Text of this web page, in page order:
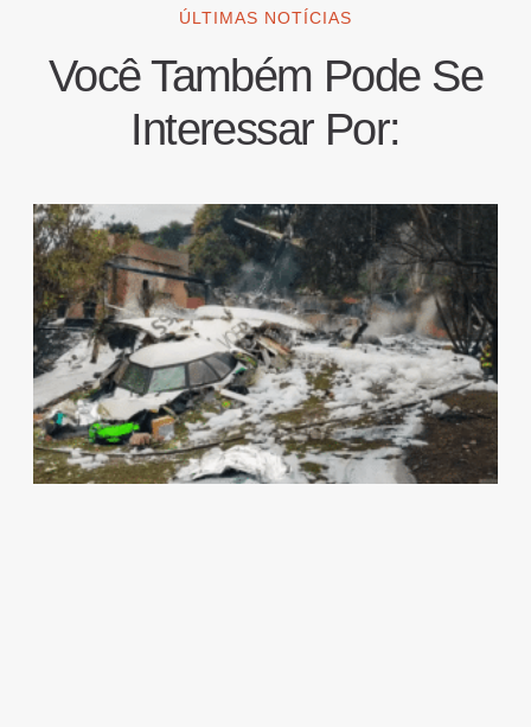
ÚLTIMAS NOTÍCIAS
Você Também Pode Se
Interessar Por: